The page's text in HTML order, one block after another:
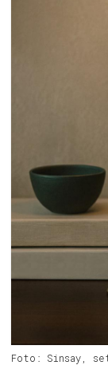
Foto: Sinsay,